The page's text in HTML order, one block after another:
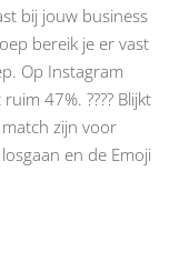
bij jouw business
bereik je er vast
Op Instagram
47%. ???? Blijkt
zijn voor
en de Emoji